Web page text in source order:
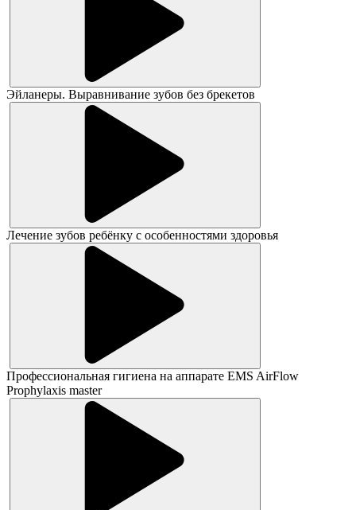
Эйланеры. Выравнивание зубов без брекетов
Лечение зубов ребёнку с особенностями здоровья
Профессиональная гигиена на аппарате EMS AirFlow
Prophylaxis master